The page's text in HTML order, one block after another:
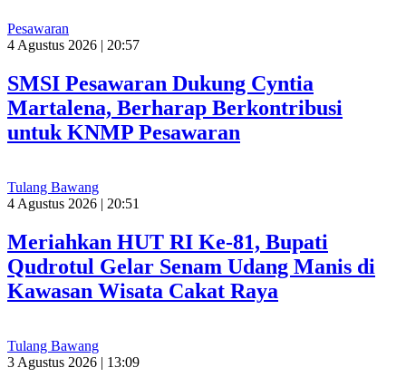
Pesawaran
4 Agustus 2026 | 20:57
SMSI Pesawaran Dukung Cyntia
Martalena, Berharap Berkontribusi
untuk KNMP Pesawaran
Tulang Bawang
4 Agustus 2026 | 20:51
Meriahkan HUT RI Ke-81, Bupati
Qudrotul Gelar Senam Udang Manis di
Kawasan Wisata Cakat Raya
Tulang Bawang
3 Agustus 2026 | 13:09